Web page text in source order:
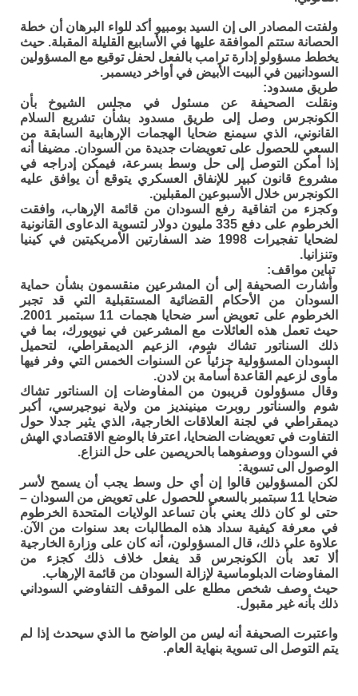
ولفتت المصادر الى إن السيد بومبيو أكد للواء البرهان أن خطة
الحصانة ستتم الموافقة عليها في الأسابيع القليلة المقبلة. حيث
يخطط مسؤولو إدارة ترامب بالفعل لحفل توقيع مع المسؤولين
السودانيين في البيت الأبيض في أواخر ديسمبر.
طريق مسدود:
ونقلت الصحيفة عن مسئول في مجلس الشيوخ بأن
الكونجرس وصل إلى طريق مسدود بشأن تشريع السلام
القانوني، الذي سيمنع ضحايا الهجمات الإرهابية السابقة من
السعي للحصول على تعويضات جديدة من السودان. مضيفا أنه
إذا أمكن التوصل إلى حل وسط بسرعة، فيمكن إدراجه في
مشروع قانون كبير للإنفاق العسكري يتوقع أن يوافق عليه
الكونجرس خلال الأسبوعين المقبلين.
وكجزء من اتفاقية رفع السودان من قائمة الإرهاب، وافقت
الخرطوم على دفع 335 مليون دولار لتسوية الدعاوى القانونية
لضحايا تفجيرات 1998 ضد السفارتين الأمريكيتين في كينيا
وتنزانيا.
تباين مواقف:
وأشارت الصحيفة إلى أن المشرعين منقسمون بشأن حماية
السودان من الأحكام القضائية المستقبلية التي قد تجبر
الخرطوم على تعويض أسر ضحايا هجمات 11 سبتمبر 2001.
حيث تعمل هذه العائلات مع المشرعين في نيويورك، بما في
ذلك السناتور تشاك شوم، الزعيم الديمقراطي، لتحميل
السودان المسؤولية جزئياً عن السنوات الخمس التي وفر فيها
مأوى لزعيم القاعدة أسامة بن لادن.
وقال مسؤولون قريبون من المفاوضات إن السناتور تشاك
شوم والسناتور روبرت مينينديز من ولاية نيوجيرسي، أكبر
ديمقراطي في لجنة العلاقات الخارجية، الذي يثير جدلا حول
التفاوت في تعويضات الضحايا، اعترفا بالوضع الاقتصادي الهش
في السودان ووصفوهما بالحريصين على حل النزاع.
الوصول الى تسوية:
لكن المسؤولين قالوا إن أي حل وسط يجب أن يسمح لأسر
ضحايا 11 سبتمبر بالسعي للحصول على تعويض من السودان –
حتى لو كان ذلك يعني بأن تساعد الولايات المتحدة الخرطوم
في معرفة كيفية سداد هذه المطالبات بعد سنوات من الآن.
علاوة على ذلك، قال المسؤولون، أنه كان على وزارة الخارجية
ألا تعد بأن الكونجرس قد يفعل خلاف ذلك كجزء من
المفاوضات الدبلوماسية لإزالة السودان من قائمة الإرهاب.
حيث وصف شخص مطلع على الموقف التفاوضي السوداني
ذلك بأنه غير مقبول.
واعتبرت الصحيفة أنه ليس من الواضح ما الذي سيحدث إذا لم
يتم التوصل الى تسوية بنهاية العام.